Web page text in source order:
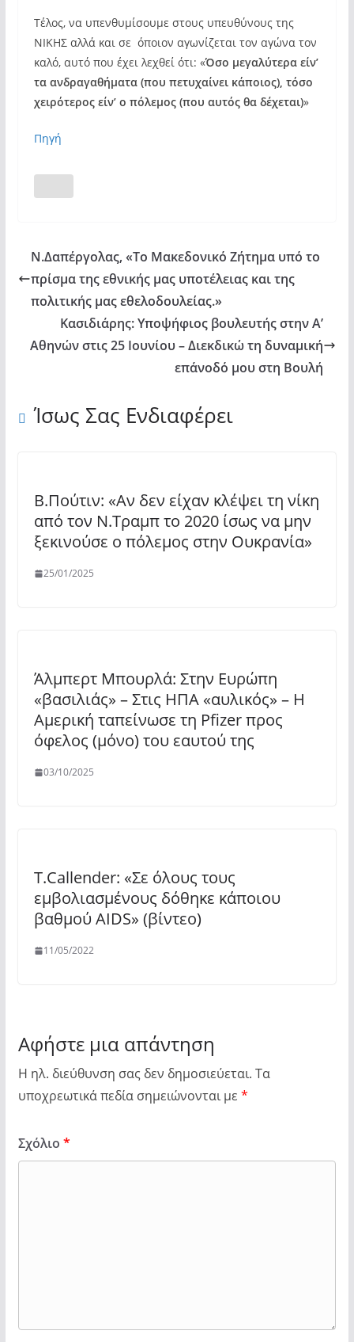
Τέλος, να υπενθυμίσουμε στους υπευθύνους της
ΝΙΚΗΣ αλλά και σε όποιον αγωνίζεται τον αγώνα τον
καλό, αυτό που έχει λεχθεί ότι: «Όσο μεγαλύτερα είν’
τα ανδραγαθήματα (που πετυχαίνει κάποιος), τόσο
χειρότερος είν’ ο πόλεμος (που αυτός θα δέχεται)»
Πηγή
Ν.Δαπέργολας, «Το Μακεδονικό Ζήτημα υπό το
πρίσμα της εθνικής μας υποτέλειας και της
πολιτικής μας εθελοδουλείας.»
Κασιδιάρης: Υποψήφιος βουλευτής στην Α’
Αθηνών στις 25 Ιουνίου – Διεκδικώ τη δυναμική
επάνοδό μου στη Βουλή
Ίσως Σας Ενδιαφέρει
Β.Πούτιν: «Αν δεν είχαν κλέψει τη νίκη
από τον Ν.Τραμπ το 2020 ίσως να μην
ξεκινούσε ο πόλεμος στην Ουκρανία»
25/01/2025
Άλμπερτ Μπουρλά: Στην Ευρώπη
«βασιλιάς» – Στις ΗΠΑ «αυλικός» – Η
Αμερική ταπείνωσε τη Pfizer προς
όφελος (μόνο) του εαυτού της
03/10/2025
T.Callender: «Σε όλους τους
εμβολιασμένους δόθηκε κάποιου
βαθμού AIDS» (βίντεο)
11/05/2022
Αφήστε μια απάντηση
Η ηλ. διεύθυνση σας δεν δημοσιεύεται. Τα
υποχρεωτικά πεδία σημειώνονται με *
Σχόλιο *